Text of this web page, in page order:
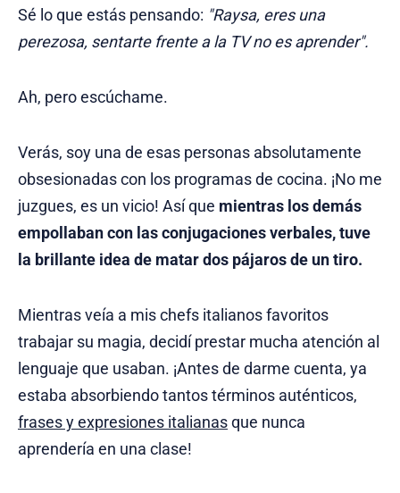
Sé lo que estás pensando: "Raysa, eres una
perezosa, sentarte frente a la TV no es aprender".
Ah, pero escúchame.
Verás, soy una de esas personas absolutamente
obsesionadas con los programas de cocina. ¡No me
juzgues, es un vicio! Así que mientras los demás
empollaban con las conjugaciones verbales, tuve
la brillante idea de matar dos pájaros de un tiro.
Mientras veía a mis chefs italianos favoritos
trabajar su magia, decidí prestar mucha atención al
lenguaje que usaban. ¡Antes de darme cuenta, ya
estaba absorbiendo tantos términos auténticos,
frases y expresiones italianasque nunca
aprendería en una clase!